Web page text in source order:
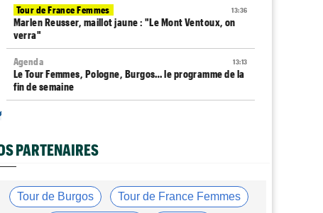
13:36
Tour de France Femmes
Marlen Reusser, maillot jaune : "Le Mont Ventoux, on
verra"
13:13
Agenda
Le Tour Femmes, Pologne, Burgos… le programme de la
fin de semaine
Route
Tadej Pogacar ?
PARTENAIRES
Tour de Burgos Tour de France Femmes